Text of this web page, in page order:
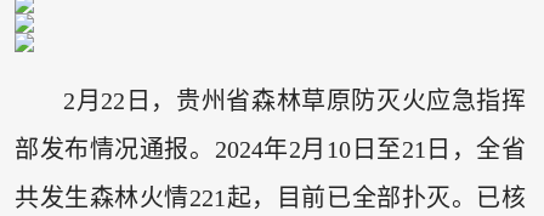
2月22日，贵州省森林草原防灭火应急指挥
部发布情况通报。2024年2月10日至21日，全省
共发生森林火情221起，目前已全部扑灭。已核